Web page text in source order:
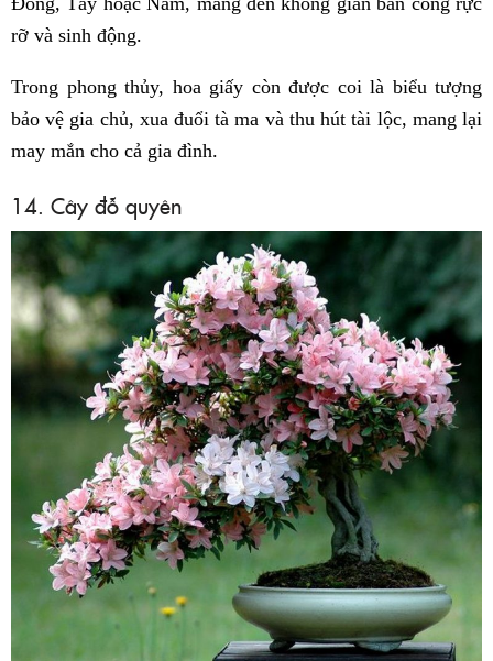
rỡ và sinh động.
Trong phong thủy, hoa giấy còn được coi là biểu tượng
bảo vệ gia chủ, xua đuổi tà ma và thu hút tài lộc, mang lại
may mắn cho cả gia đình.
14. Cây đỗ quyên